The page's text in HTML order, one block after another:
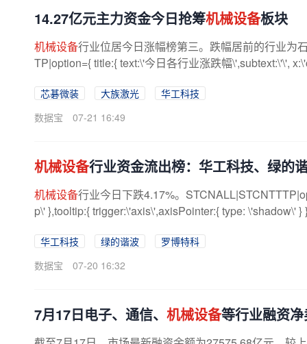
14.27亿元主力资金今日抢筹机械设备板块
机械设备行业位居今日涨幅榜第三。跌幅居前的行业为
TP|option={ title:{ text:\'今日各行业涨跌幅\',subtext:\'\',
芯碁微装 大族激光
华工科技
数据宝
07-21 16:49
机械设备行业资金流出榜：华工科技、绿的
机械设备行业今日下跌4.17%。
p\' },tooltip:{ trigger:\'axis\',axisPointer:{ type: \'shadow\' }
华工科技 绿的谐波
罗博特科
数据宝
07-20 16:32
7月17日电子、通信、 机械设备等行业融资